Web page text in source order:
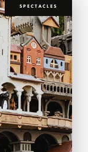
SPECTACLES